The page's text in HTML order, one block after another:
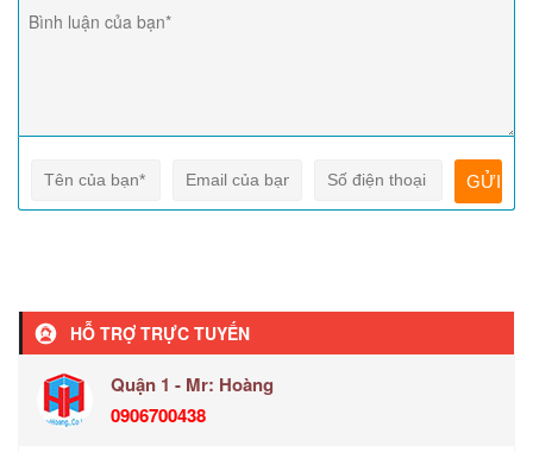
HỖ TRỢ TRỰC TUYẾN
Quận 1 - Mr: Hoàng
0906700438